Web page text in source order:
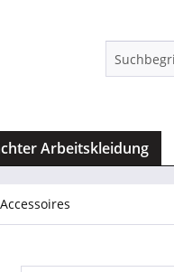
Arbeitskleidung
Accessoires